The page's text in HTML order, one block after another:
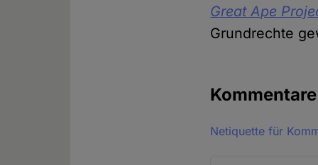
Great Ape
Grundrechte
Kommentare
Netiquette für